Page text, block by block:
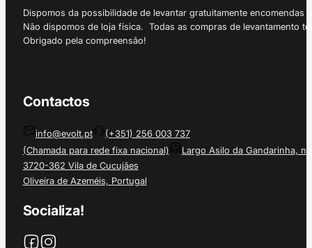
Dispomos da possibilidade de levantar gratuitamente
Não dispomos de loja física. Todas as compras de levantamento
Obrigado pela compreensão!
Contactos
info@evolt.pt
(+351) 256 003 737
(Chamada para rede fixa nacional)
Largo Asilo da Gandarinha, nº
3720-362 Vila de Cucujães
Oliveira de Azeméis, Portugal
Socializa!